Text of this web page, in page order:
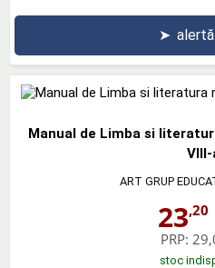
➤
Manual de Limba si
VIII-
ART GRUP
23,20
PRP:
stoc